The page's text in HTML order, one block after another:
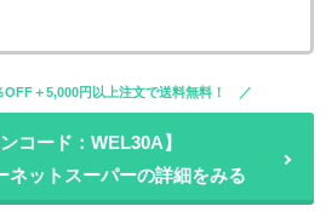
＋5,000円以上注文で送料無料！
ンコード：WEL30A】
ネットスーパーの詳細をみる